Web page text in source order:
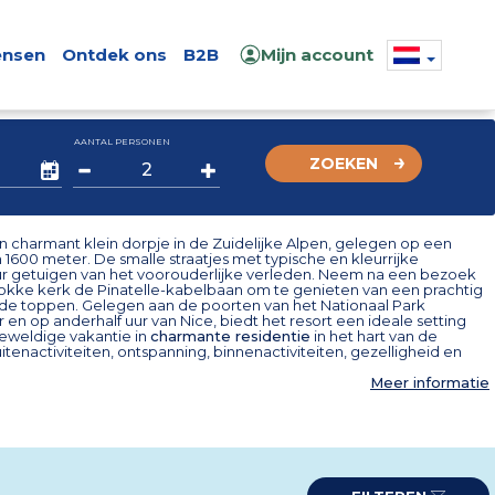
Ontdek ons B2B Mijn account
AANTAL PERSONEN
ZOEKEN
charmant klein dorpje in de Zuidelijke Alpen, gelegen op een
meter. De smalle straatjes met typische en kleurrijke
getuigen van het voorouderlijke verleden. Neem na een bezoek
kerk de Pinatelle-kabelbaan om te genieten van een prachtig
toppen. Gelegen aan de poorten van het Nationaal Park
en op anderhalf uur van Nice, biedt het resort een ideale setting
vakantie in charmante residentie in het hart van de
ontspanning, binnenactiviteiten, gezelligheid en
Meer informatie